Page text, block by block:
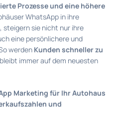
Prozesse und eine höhere
WhatsApp in ihre
sie nicht nur ihre
eine persönlichere und
werden Kunden schneller zu
immer auf dem neuesten
Marketing für Ihr Autohaus
und